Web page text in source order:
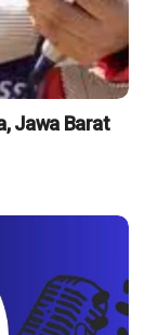
Jawa Barat